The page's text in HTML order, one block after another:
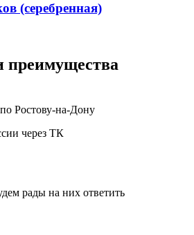
(серебренная)
Ростову-на-Дону
через ТК
рады на них ответить